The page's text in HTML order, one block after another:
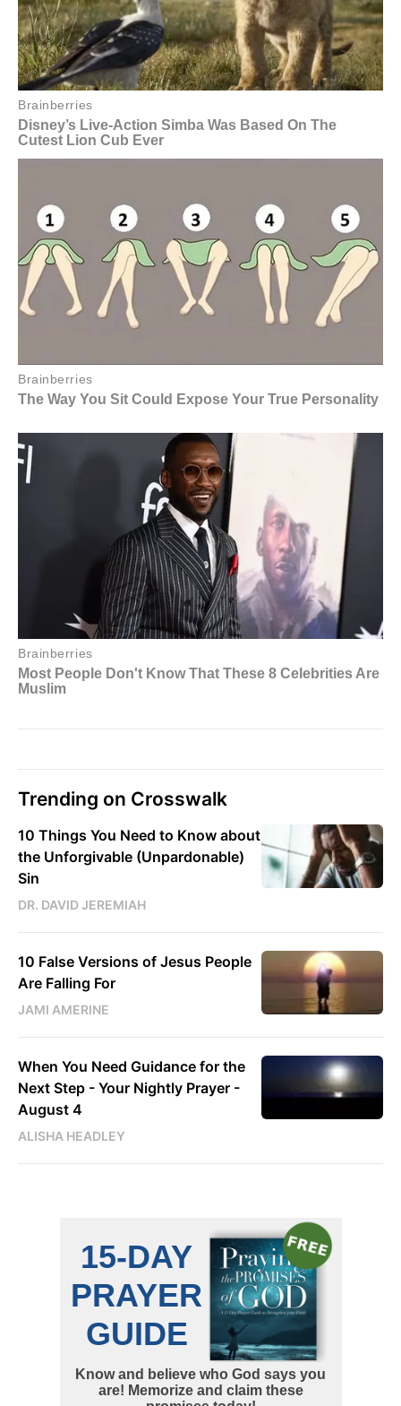
Trending on Crosswalk
10 Things You Need to Know about
the Unforgivable (Unpardonable)
Sin
DR. DAVID JEREMIAH
10 False Versions of Jesus People
Are Falling For
JAMI AMERINE
When You Need Guidance for the
Next Step - Your Nightly Prayer -
August 4
ALISHA HEADLEY